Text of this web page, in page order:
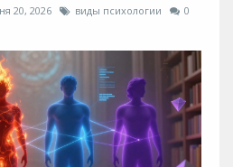
20, 2026 виды психологии
0